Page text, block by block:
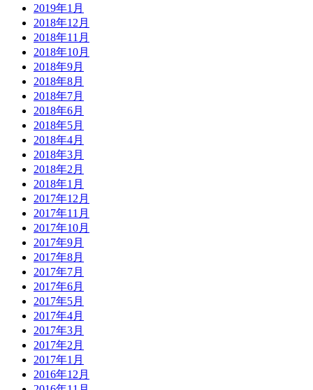
2019年1月
2018年12月
2018年11月
2018年10月
2018年9月
2018年8月
2018年7月
2018年6月
2018年5月
2018年4月
2018年3月
2018年2月
2018年1月
2017年12月
2017年11月
2017年10月
2017年9月
2017年8月
2017年7月
2017年6月
2017年5月
2017年4月
2017年3月
2017年2月
2017年1月
2016年12月